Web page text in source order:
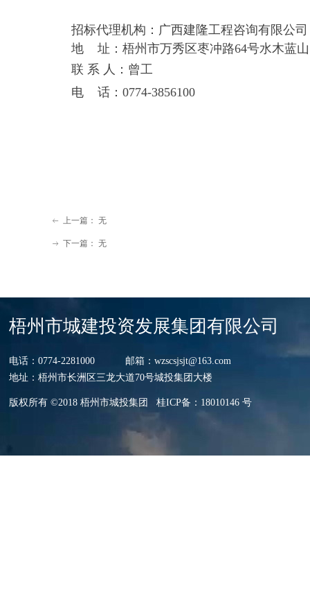
招标代理机构：广西建隆工程咨询有限公司
地 址：梧州市万秀区枣冲路64号水木蓝
联 系 人：曾工
电 话：0774-3856100
ꂃ 上一篇： 无
ꁹ 下一篇： 无
梧州市城建投资发展集团有限公司
电话：0774-2281000 邮箱：wzscsjsjt@163.com
地址：梧州市长洲区三龙大道70号城投集团大楼
版权所有 ©2018 梧州市城投集团 桂ICP备：18010146 号